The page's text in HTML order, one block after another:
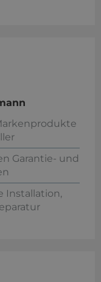
Garantie- und
Installation,